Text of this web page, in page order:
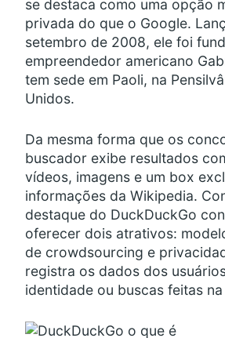
se destaca como uma opção
privada do que o Google.
setembro de 2008, ele foi
empreendedor americano
tem sede em Paoli, na
Unidos.
Da mesma forma que os
buscador exibe resultados
vídeos, imagens e um box
informações da Wikipedia.
destaque do DuckDuckGo
oferecer dois atrativos:
de crowdsourcing e
registra os dados dos
identidade ou buscas feitas